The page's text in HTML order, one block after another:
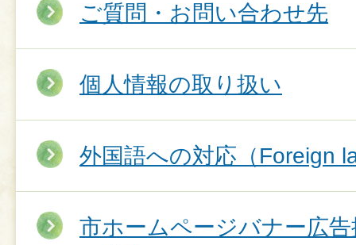
ご質問・お問い合わせ先
個人情報の取り扱い
外国語への対応（Foreign
市ホームページバナー広